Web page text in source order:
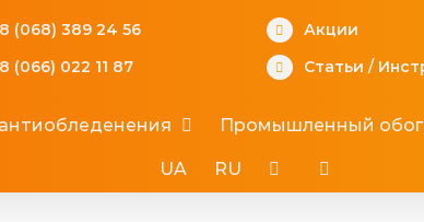
(068) 389 24 56
(066) 022 11 87
Акции
Статьи /
Промышленный
UA RU